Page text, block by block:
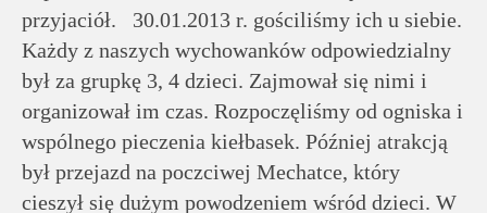
Mapa
strony
Deklaracja
dostępności
przyjaciół. 30.01.2013 r. gościliśmy ich u siebie.
Każdy z naszych wychowanków odpowiedzialny
był za grupkę 3, 4 dzieci. Zajmował się nimi i
organizował im czas. Rozpoczęliśmy od ogniska i
wspólnego pieczenia kiełbasek. Później atrakcją
był przejazd na poczciwej Mechatce, który
cieszył się dużym powodzeniem wśród dzieci. W